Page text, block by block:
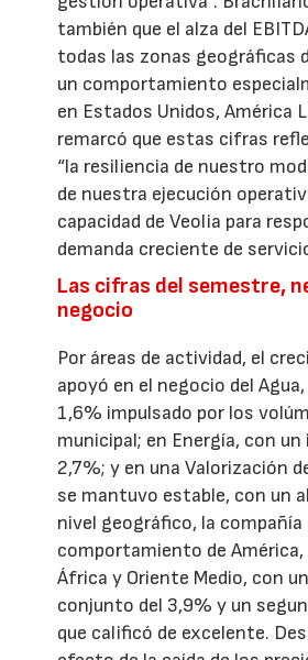
también que el alza del
todas las zonas geográficas
un comportamiento
en Estados Unidos, América
remarcó que estas cifras
“la resiliencia de nuestro
de nuestra ejecución
capacidad de Veolia para
demanda creciente de
Las cifras del semestre,
negocio
Por áreas de actividad, el
apoyó en el negocio del
1,6% impulsado por los
municipal; en Energía, con
2,7%; y en una Valorización
se mantuvo estable, con un
nivel geográfico, la
comportamiento de
África y Oriente Medio, con
conjunto del 3,9% y un
que calificó de excelente.